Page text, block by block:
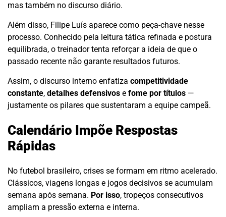
mas também no discurso diário.
Além disso, Filipe Luís aparece como peça-chave nesse
processo. Conhecido pela leitura tática refinada e postura
equilibrada, o treinador tenta reforçar a ideia de que o
passado recente não garante resultados futuros.
Assim, o discurso interno enfatiza competitividade
constante, detalhes defensivos e fome por títulos —
justamente os pilares que sustentaram a equipe campeã.
Calendário Impõe Respostas
Rápidas
No futebol brasileiro, crises se formam em ritmo acelerado.
Clássicos, viagens longas e jogos decisivos se acumulam
semana após semana. Por isso, tropeços consecutivos
ampliam a pressão externa e interna.